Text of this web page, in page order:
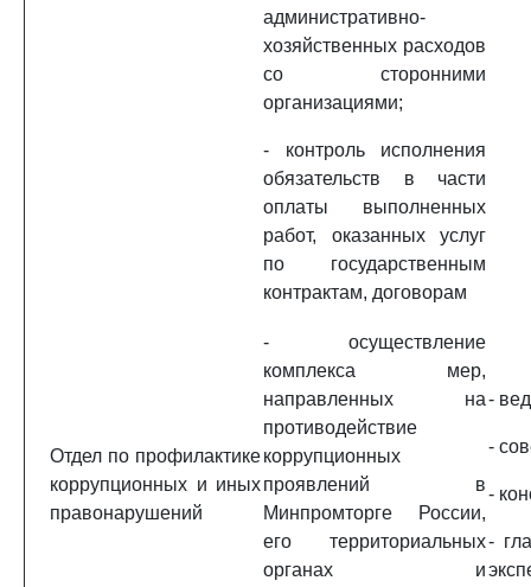
административно-
хозяйственных расходов
со сторонними
организациями;
- контроль исполнения
обязательств в части
оплаты выполненных
работ, оказанных услуг
по государственным
контрактам, договорам
Отдел по профилактике
коррупционных и иных
правонарушений
- осуществление
комплекса мер,
направленных на
противодействие
коррупционных
проявлений в
Минпромторге России,
его территориальных
органах и
-
-
-
-